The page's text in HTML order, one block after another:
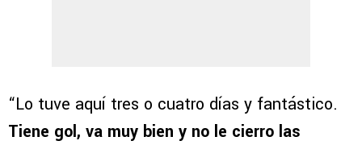
“Lo tuve aquí tres o cuatro días y fantástico.
Tiene gol, va muy bien y no le cierro las